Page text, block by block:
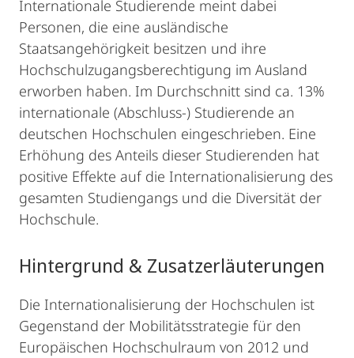
Internationale Studierende meint dabei
Personen, die eine ausländische
Staatsangehörigkeit besitzen und ihre
Hochschulzugangsberechtigung im Ausland
erworben haben. Im Durchschnitt sind ca. 13%
internationale (Abschluss-) Studierende an
deutschen Hochschulen eingeschrieben. Eine
Erhöhung des Anteils dieser Studierenden hat
positive Effekte auf die Internationalisierung des
gesamten Studiengangs und die Diversität der
Hochschule.
Hintergrund & Zusatzerläuterungen
Die Internationalisierung der Hochschulen ist
Gegenstand der Mobilitätsstrategie für den
Europäischen Hochschulraum von 2012 und